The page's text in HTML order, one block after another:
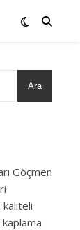
Ara
Göçmen
kaliteli